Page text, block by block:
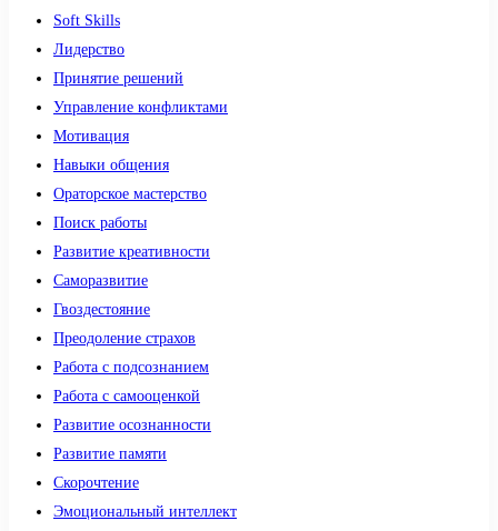
Soft Skills
Лидерство
Принятие решений
Управление конфликтами
Мотивация
Навыки общения
Ораторское мастерство
Поиск работы
Развитие креативности
Саморазвитие
Гвоздестояние
Преодоление страхов
Работа с подсознанием
Работа с самооценкой
Развитие осознанности
Развитие памяти
Скорочтение
Эмоциональный интеллект